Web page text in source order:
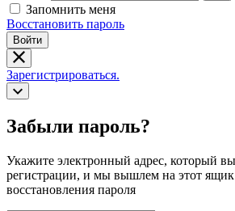
Запомнить меня
Восстановить пароль
Войти
Зарегистрироваться.
Забыли пароль?
Укажите электронный адрес, который
регистрации, и мы вышлем на этот
восстановления пароля